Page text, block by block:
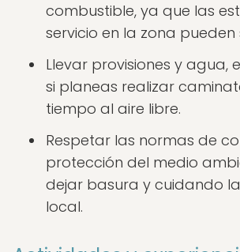
combustible, ya que las
servicio en la zona pueden
Llevar provisiones y agua,
si planeas realizar
tiempo al aire libre.
Respetar las normas de
protección del medio
dejar basura y cuidando
local.